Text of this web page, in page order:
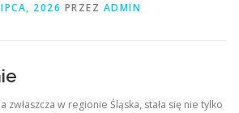
2026 PRZEZ ADMIN
zwłaszcza w regionie Śląska, stała się nie tylko